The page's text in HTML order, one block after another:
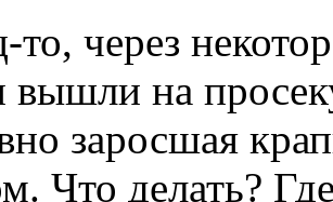
то, через
вышли на
заросшая
Что делать?